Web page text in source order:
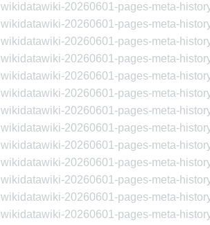
wikidatawiki-20260601-pages-meta-
wikidatawiki-20260601-pages-meta-
wikidatawiki-20260601-pages-meta-
wikidatawiki-20260601-pages-meta-
wikidatawiki-20260601-pages-meta-
wikidatawiki-20260601-pages-meta-
wikidatawiki-20260601-pages-meta-
wikidatawiki-20260601-pages-meta-
wikidatawiki-20260601-pages-meta-
wikidatawiki-20260601-pages-meta-
wikidatawiki-20260601-pages-meta-
wikidatawiki-20260601-pages-meta-
wikidatawiki-20260601-pages-meta-